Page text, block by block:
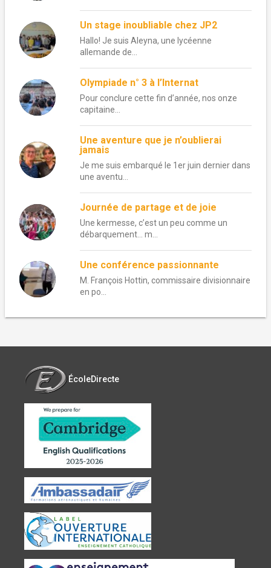
Un stage inoubliable chez JP2
Hallo! Je suis Aleyna, une lycéenne
allemande de...
Olympiade n° 3 à l’Internat
Pour conclure cette fin d’année, nos onze
capitaine...
Une aventure que je n’oublierai
jamais
Je me suis embarqué le 1er juin dernier dans
une aventu...
Journée de partage et de joie
Une kermesse, c’est un peu comme un
débarquement… m...
Une conférence passionnante
M. François Hottin, commissaire divisionnaire
en po...
ÉcoleDirecte